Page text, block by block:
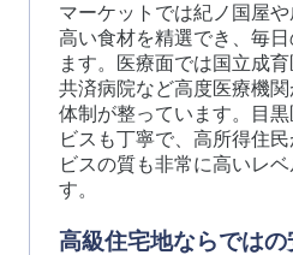
マーケットでは紀ノ国屋
高い食材を精選でき、毎
ます。医療面では国立成
共済病院など高度医療機
体制が整っています。目
ビスも丁寧で、高所得住
ビスの質も非常に高いレ
す。
高級住宅地ならでは